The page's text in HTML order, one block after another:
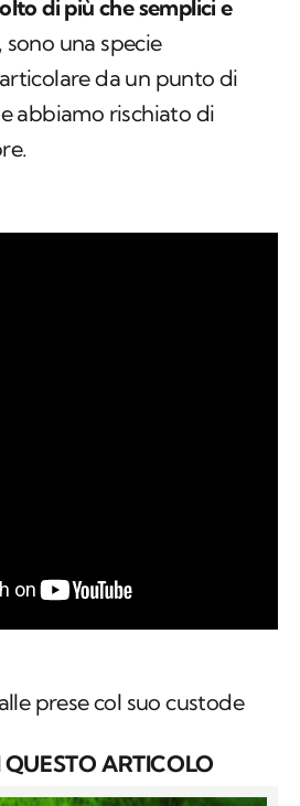
di più che semplici e
sono una specie
da un punto di
abbiamo rischiato di
prese col suo custode
ARTICOLO